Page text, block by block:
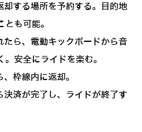
却する場所を予約する。目的地
も可能。
ら、電動キックボードから音
安全にライドを楽む。
枠線内に返却。
済が完了し、ライドが終了す